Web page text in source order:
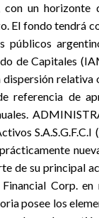
un horizonte
El fondo tendrá
públicos
de Capitales
dispersión
referencia de
S.A.S.G.F.C.I
de su principal
Corp. en
posee los